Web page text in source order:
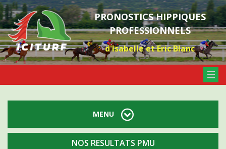
PRONOSTICS HIPPIQUES
PROFESSIONNELS
d'Isabelle et Eric Blanc
NOS RESULTATS PMU
MENU